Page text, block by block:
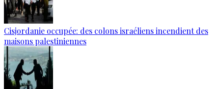
Cisjordanie occupée: des colons israéliens incendient des
maisons palestiniennes